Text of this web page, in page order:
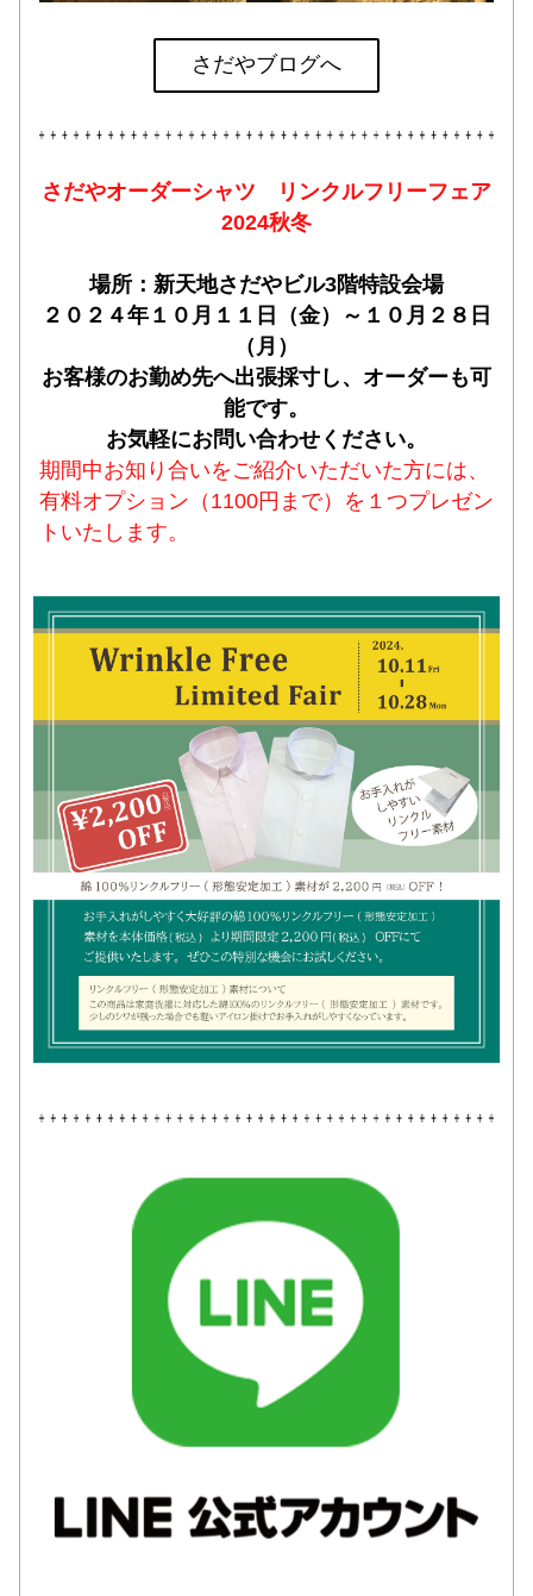
さだやブログへ
さだやオーダーシャツ゚リンクルフリーフェア
2024秋冬
場所：新天地さだやビル3階特設会場
２０２４年１０月１１日（金）～１０月２８日
（月）
お客様のお勤め先へ出張採寸し、オーダーも可
能です。
お気軽にお問い合わせください。
期間中お知り合いをご紹介いただいた方には、
有料オプション（1100円まで）を１つプレゼン
トいたします。